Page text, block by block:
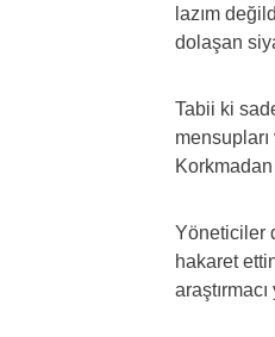
lazım
dolaşan
Tabii ki
Yöneticiler
hakaret